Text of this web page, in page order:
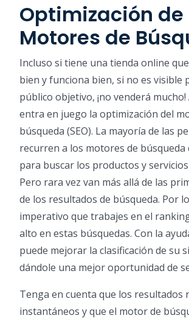
Optimización de
Motores de
Incluso si tiene una tienda online
bien y funciona bien, si no es visible
público objetivo, ¡no venderá mucho!
entra en juego la optimización del
búsqueda (SEO). La mayoría de las
recurren a los motores de búsqueda
para buscar los productos y
Pero rara vez van más allá de las
de los resultados de búsqueda. Por
imperativo que trabajes en el
alto en estas búsquedas. Con la
puede mejorar la clasificación de su
dándole una mejor oportunidad de
Tenga en cuenta que los resultados
instantáneos y que el motor de